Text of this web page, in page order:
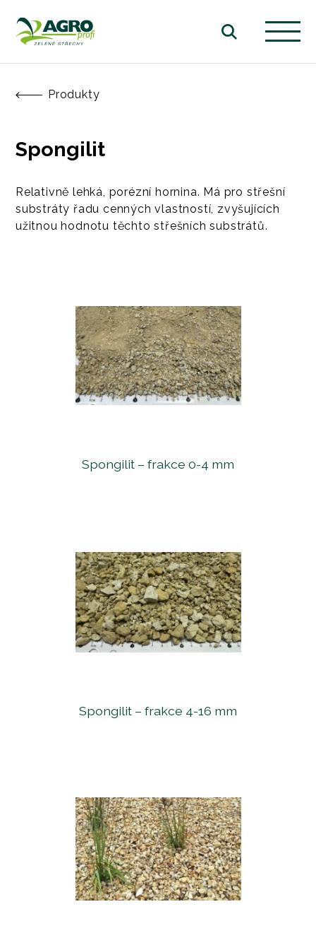
Produkty
Spongilit
Relativně lehká, porézní hornina. Má pro střešní
substráty řadu cenných vlastností, zvyšujících
užitnou hodnotu těchto střešních substrátů.
Spongilit – frakce 0-4 mm
Spongilit – frakce 4-16 mm